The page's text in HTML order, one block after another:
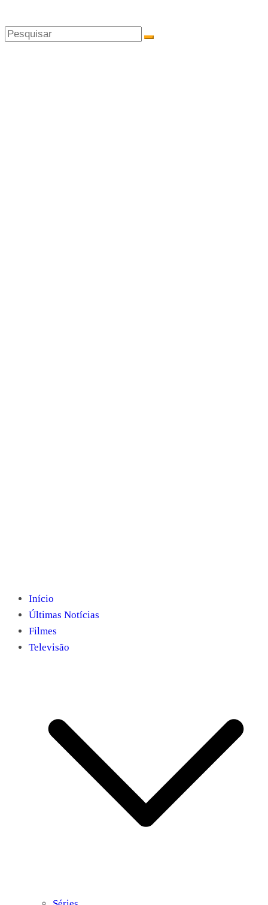
Início
Últimas Notícias
Filmes
Televisão